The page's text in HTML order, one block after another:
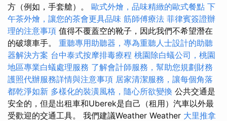
方（例如，手套艙）。 歐式外燴，品味精緻的歐式餐點 下
午茶外燴，讓您的茶會更具品味 筋師傅療法 菲律賓簽證辦
理的注意事項 值得不覆蓋空的靴子，因此我們不希望潛在
的破壞車手。 重聽專用助聽器，專為重聽人士設計的助聽
器解決方案 台中泰式按摩排毒療程 桃園除白蟻公司，桃園
地區專業白蟻處理服務 了解會計師服務，幫助您規劃財務
護照代辦服務詳情與注意事項 居家清潔服務，讓每個角落
都乾淨如新 多樣化的裝潢風格，隨心所欲變換 公共交通是
安全的，但是出租車和Uberek是自己（租用）汽車以外最
受歡迎的交通工具。 我們建議Weather Weather 大里推拿